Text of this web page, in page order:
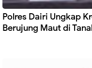
Polres Dairi Ungkap
Berujung Maut di